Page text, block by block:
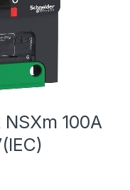
100A